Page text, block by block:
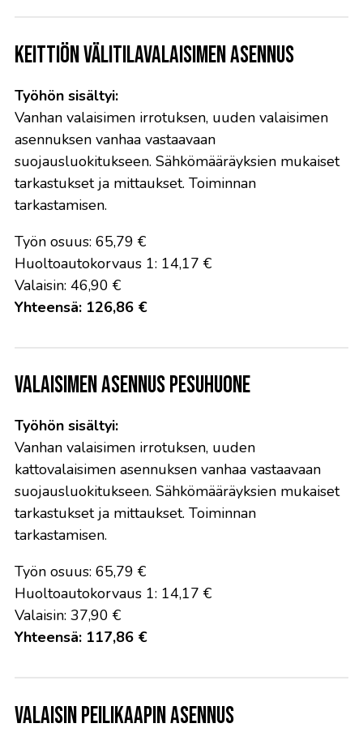
Keittiön välitilavalaisimen asennus
Työhön sisältyi:
Vanhan valaisimen irrotuksen, uuden valaisimen
asennuksen vanhaa vastaavaan
suojausluokitukseen. Sähkömääräyksien mukaiset
tarkastukset ja mittaukset. Toiminnan
tarkastamisen.
Työn osuus: 65,79 €
Huoltoautokorvaus 1: 14,17 €
Valaisin: 46,90 €
Yhteensä: 126,86 €
Valaisimen asennus pesuhuone
Työhön sisältyi:
Vanhan valaisimen irrotuksen, uuden
kattovalaisimen asennuksen vanhaa vastaavaan
suojausluokitukseen. Sähkömääräyksien mukaiset
tarkastukset ja mittaukset. Toiminnan
tarkastamisen.
Työn osuus: 65,79 €
Huoltoautokorvaus 1: 14,17 €
Valaisin: 37,90 €
Yhteensä: 117,86 €
Valaisin peilikaapin asennus